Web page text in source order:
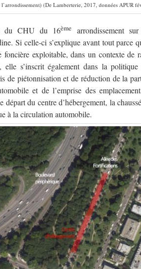
l’arrondissement) (De Lamberterie, 2017, données APUR
du CHU du 16ème
arrondissement
Si celle-ci s’explique avant tout parce
foncière exploitable, dans un contexte de
elle s’inscrit également dans la
de piétonnisation et de réduction de la
et de l’emprise des
départ du centre d’hébergement, la
à la circulation automobile.